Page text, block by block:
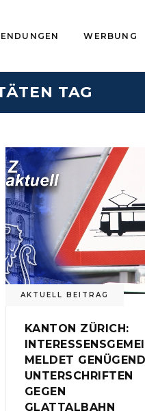
WERBUNG
TAG
AKTUELL BEITRAG
KANTON ZÜRICH:
MELDET
UNTERSCHRIFTEN
GEGEN
GLATTALBAHN